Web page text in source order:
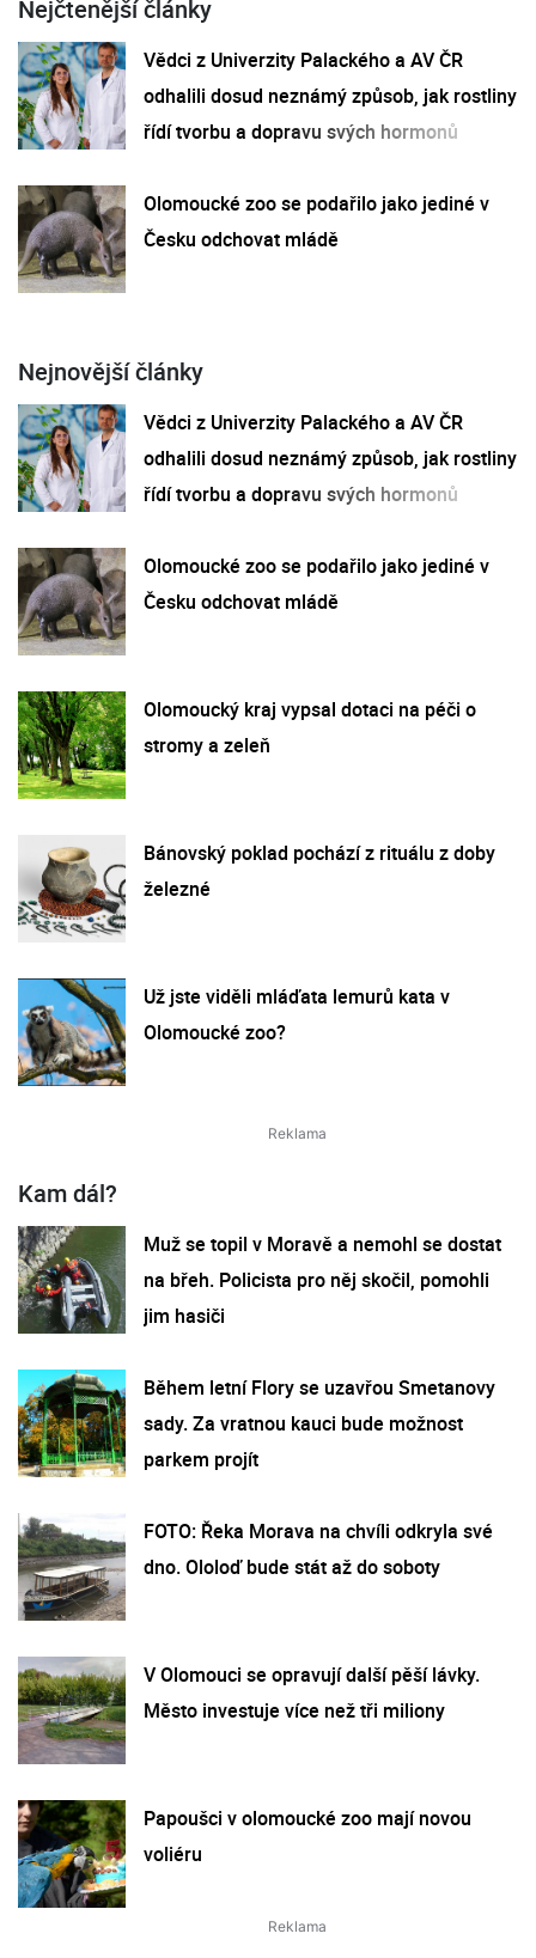
Nejčtenější články
Vědci z Univerzity Palackého a AV ČR
odhalili dosud neznámý způsob, jak rostliny
řídí tvorbu a dopravu svých hormonů
Olomoucké zoo se podařilo jako jediné v
Česku odchovat mládě
Nejnovější články
Vědci z Univerzity Palackého a AV ČR
odhalili dosud neznámý způsob, jak rostliny
řídí tvorbu a dopravu svých hormonů
Olomoucké zoo se podařilo jako jediné v
Česku odchovat mládě
Olomoucký kraj vypsal dotaci na péči o
stromy a zeleň
Bánovský poklad pochází z rituálu z doby
železné
Už jste viděli mláďata lemurů kata v
Olomoucké zoo?
Kam dál?
Muž se topil v Moravě a nemohl se dostat
na břeh. Policista pro něj skočil, pomohli
jim hasiči
Během letní Flory se uzavřou Smetanovy
sady. Za vratnou kauci bude možnost
parkem projít
FOTO: Řeka Morava na chvíli odkryla své
dno. Ololoď bude stát až do soboty
V Olomouci se opravují další pěší lávky.
Město investuje více než tři miliony
Papoušci v olomoucké zoo mají novou
voliéru